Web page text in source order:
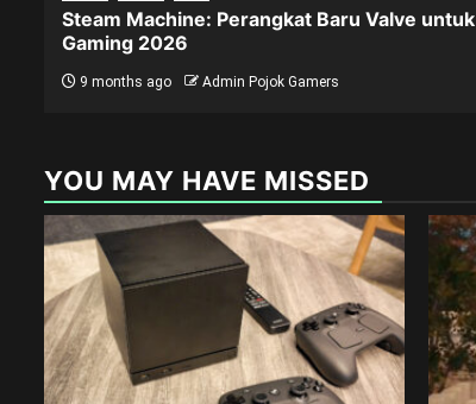
Steam Machine: Perangkat Baru Valve untuk
Gaming 2026
9 months ago Admin Pojok Gamers
YOU MAY HAVE MISSED